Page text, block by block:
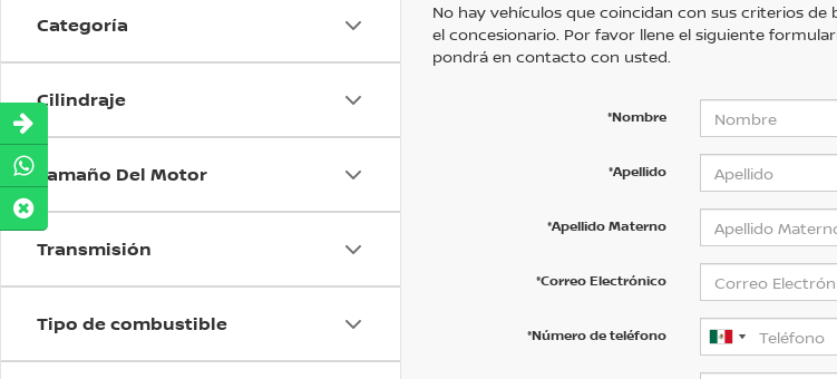
Categoría
Cilindraje
Tamaño Del Motor
Transmisión
Tipo de combustible
No hay vehículos que coincidan con sus criterios
el concesionario. Por favor llene el siguiente
pondrá en contacto con usted.
*Nombre
*Apellido
*Apellido Materno
*Correo Electrónico
*Número de teléfono